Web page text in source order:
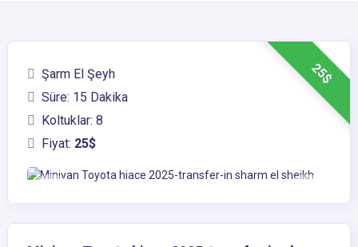
25$
Şarm El Şeyh
Süre: 15 Dakika
Koltuklar: 8
Fiyat: 25$